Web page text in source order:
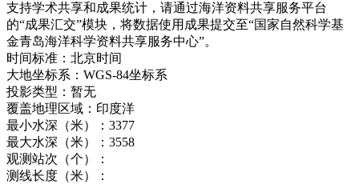
支持学术共享和成果统计，请通过海洋资料共享服务平台
的“成果汇交”模块，将数据使用成果提交至“国家自然科学基
金青岛海洋科学资料共享服务中心”。
时间标准： 北京时间
大地坐标系： WGS-84坐标系
投影类型： 暂无
覆盖地理区域： 印度洋
最小水深（米）： 3377
最大水深（米）： 3558
观测站次（个）：
测线长度（米）：